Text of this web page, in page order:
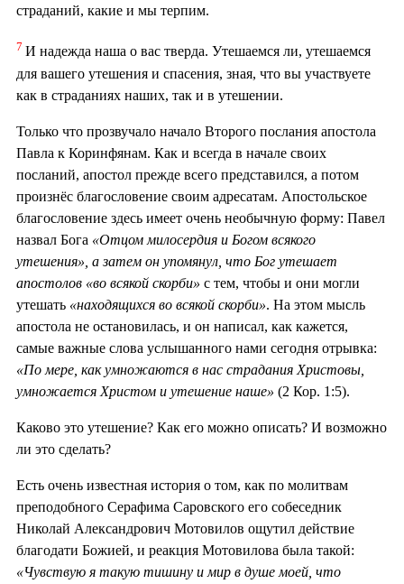
страданий, какие и мы терпим.
7 И надежда наша о вас тверда. Утешаемся ли, утешаемся
для вашего утешения и спасения, зная, что вы участвуете
как в страданиях наших, так и в утешении.
Только что прозвучало начало Второго послания апостола
Павла к Коринфянам. Как и всегда в начале своих
посланий, апостол прежде всего представился, а потом
произнёс благословение своим адресатам. Апостольское
благословение здесь имеет очень необычную форму: Павел
назвал Бога «Отцом милосердия и Богом всякого
утешения», а затем он упомянул, что Бог утешает
апостолов «во всякой скорби» с тем, чтобы и они могли
утешать «находящихся во всякой скорби». На этом мысль
апостола не остановилась, и он написал, как кажется,
самые важные слова услышанного нами сегодня отрывка:
«По мере, как умножаются в нас страдания Христовы,
умножается Христом и утешение наше» (2 Кор. 1:5).
Каково это утешение? Как его можно описать? И возможно
ли это сделать?
Есть очень известная история о том, как по молитвам
преподобного Серафима Саровского его собеседник
Николай Александрович Мотовилов ощутил действие
благодати Божией, и реакция Мотовилова была такой:
«Чувствую я такую тишину и мир в душе моей, что